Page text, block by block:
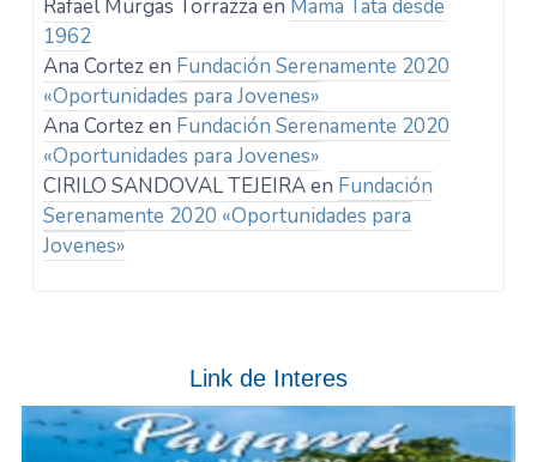
Rafael Murgas Torrazza en Mama Tata desde
1962
Ana Cortezen Fundación Serenamente 2020
«Oportunidades para Jovenes»
Ana Cortezen Fundación Serenamente 2020
«Oportunidades para Jovenes»
CIRILO SANDOVAL TEJEIRAen Fundación
Serenamente 2020 «Oportunidades para
Jovenes»
Link de Interes